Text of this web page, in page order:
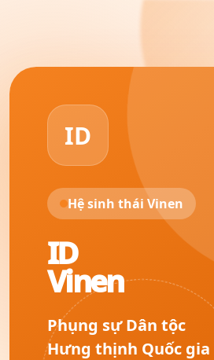
ID
Hệ sinh thái Vinen
ID
Vinen
Phụng sự Dân tộc
Hưng thịnh Quốc gia